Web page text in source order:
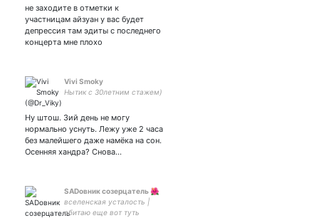
не заходите в отметки к
участницам айзуан у вас будет
депрессия там эдиты с последнего
концерта мне плохо
Vivi Smoky
Нытик с 30летним стажем)
Ну штош. 3ий день не могу
нормально уснуть. Лежу уже 2 часа
без малейшего даже намёка на сон.
Осенняя хандра? Снова…
SADовник созерцатель 🌺
вселенская усталость |
обитаю еще вот туть